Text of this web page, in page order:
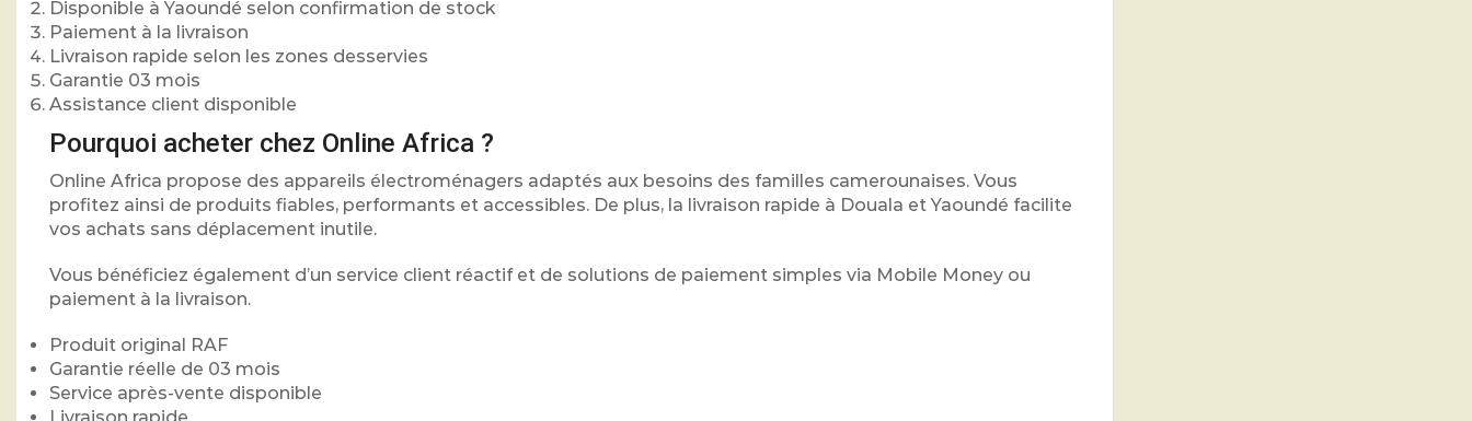
Disponible à Yaoundé selon confirmation de stock
Paiement à la livraison
Livraison rapide selon les zones desservies
Garantie 03 mois
Assistance client disponible
Pourquoi acheter chez Online Africa ?
Online Africa propose des appareils électroménagers adaptés aux besoins des familles camerounaises. Vous
profitez ainsi de produits fiables, performants et accessibles. De plus, la livraison rapide à Douala et Yaoundé facilite
vos achats sans déplacement inutile.
Vous bénéficiez également d’un service client réactif et de solutions de paiement simples via Mobile Money ou
paiement à la livraison.
Produit original RAF
Garantie réelle de 03 mois
Service après-vente disponible
Livraison rapide